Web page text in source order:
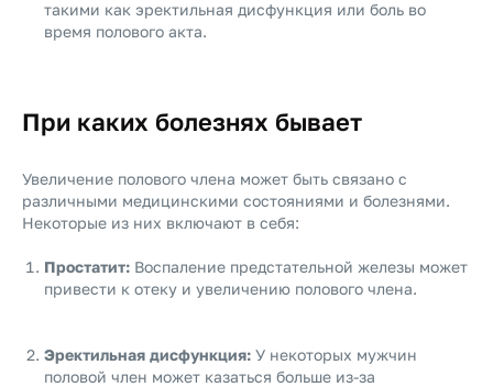
такими как эректильная дисфункция или боль во
время полового акта.
При каких болезнях бывает
Увеличение полового члена может быть связано с
различными медицинскими состояниями и болезнями.
Некоторые из них включают в себя:
Простатит: Воспаление предстательной железы может
привести к отеку и увеличению полового члена.
Эректильная дисфункция: У некоторых мужчин
половой член может казаться больше из-за